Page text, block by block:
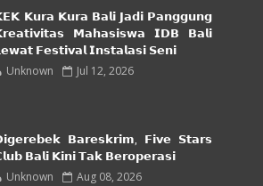
𝗞𝘂𝗿𝗮 𝗞𝘂𝗿𝗮 𝗕𝗮𝗹𝗶 𝗝𝗮𝗱𝗶 𝗣𝗮𝗻𝗴𝗴𝘂𝗻𝗴
𝗠𝗮𝗵𝗮𝘀𝗶𝘀𝘄𝗮 𝗜𝗗𝗕 𝗕𝗮𝗹𝗶
𝗙𝗲𝘀𝘁𝗶𝘃𝗮𝗹 𝗜𝗻𝘀𝘁𝗮𝗹𝗮𝘀𝗶 𝗦𝗲𝗻𝗶
Unknown Jul 12, 2026
𝗕𝗮𝗿𝗲𝘀𝗸𝗿𝗶𝗺, 𝗙𝗶𝘃𝗲 𝗦𝘁𝗮𝗿𝘀
𝗕𝗮𝗹𝗶 𝗞𝗶𝗻𝗶 𝗧𝗮𝗸 𝗕𝗲𝗿𝗼𝗽𝗲𝗿𝗮𝘀𝗶
Unknown Aug 08, 2026